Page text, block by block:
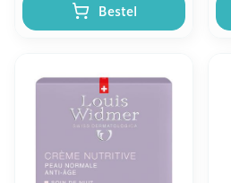
Bestel